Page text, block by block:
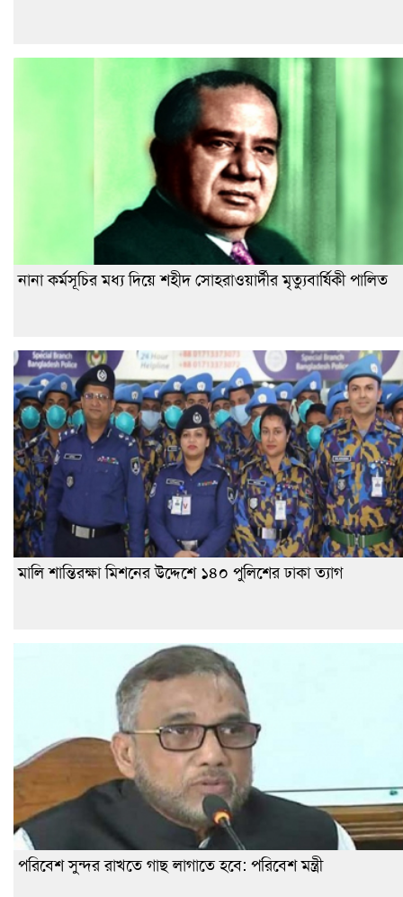
নানা কর্মসূচির মধ্য দিয়ে শহীদ সোহরাওয়ার্দীর মৃত্যুবার্ষিকী পালিত
মালি শান্তিরক্ষা মিশনের উদ্দেশে ১৪০ পুলিশের ঢাকা ত্যাগ
পরিবেশ সুন্দর রাখতে গাছ লাগাতে হবে: পরিবেশ মন্ত্রী